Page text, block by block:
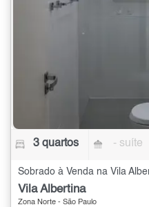
3 quartos - suíte
Sobrado à Venda na Vila
Vila Albertina
Zona Norte - São Paulo